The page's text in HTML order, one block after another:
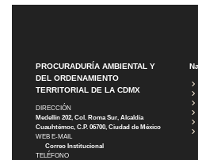
PROCURADURÍA AMBIENTAL Y
DEL ORDENAMIENTO
TERRITORIAL DE LA CDMX
DIRECCIÓN
Medellín 202, Col. Roma Sur, Alcaldía
Cuauhtémoc, C.P. 06700, Ciudad de México
WEB E-MAIL
Correo Institucional
TELÉFONO